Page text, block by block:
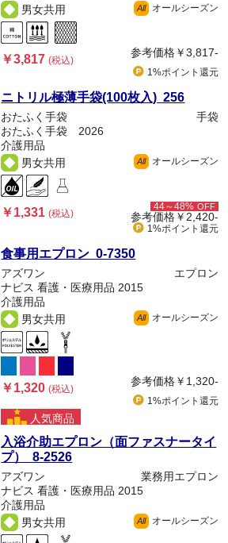
男女共用
All オールシーズン
￥3,817(税込)
参考価格￥3,817-
1%ポイント 還元
ニトリル極薄手袋(100枚入) 256
おたふく手袋
手袋
おたふく手袋 2026
介護用品
男女共用
All オールシーズン
￥1,331(税込)
44～48% OFF
参考価格￥2,420-
1%ポイント 還元
食事用エプロン 0-7350
アズワン
エプロン
ナビス 看護・医療用品 2015
介護用品
男女共用
All オールシーズン
￥1,320(税込)
参考価格￥1,320-
1%ポイント 還元
人気商品
入浴介助エプロン（面ファスナータイ
プ） 8-2526
アズワン
業務用エプロン
ナビス 看護・医療用品 2015
介護用品
男女共用
All オールシーズン